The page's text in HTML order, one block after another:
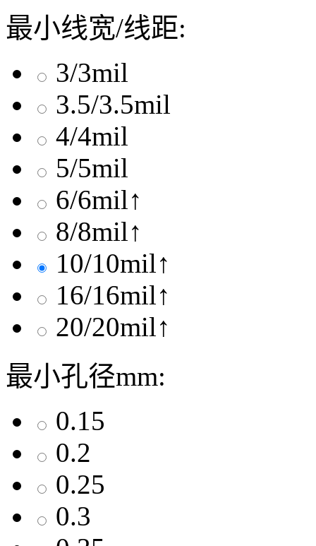
最小线宽/线距:
3/3mil
3.5/3.5mil
4/4mil
5/5mil
6/6mil↑
8/8mil↑
10/10mil↑
16/16mil↑
20/20mil↑
最小孔径mm:
0.15
0.2
0.25
0.3